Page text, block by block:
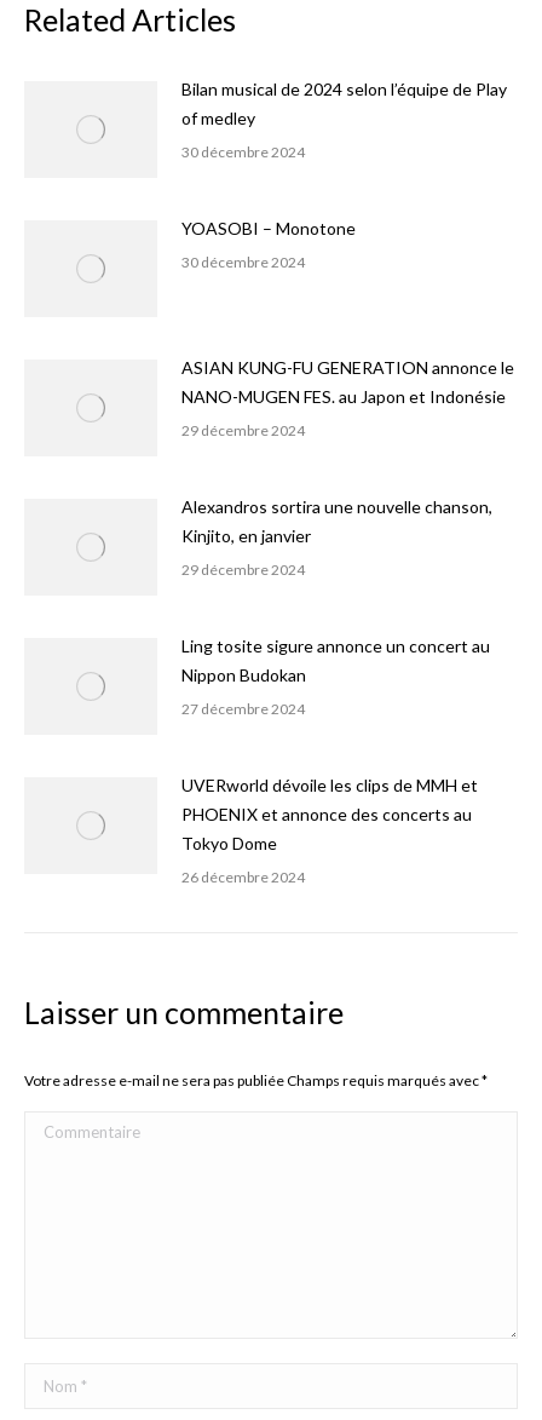
Related Articles
Bilan musical de 2024 selon l’équipe de Play
of medley
30 décembre 2024
YOASOBI – Monotone
30 décembre 2024
ASIAN KUNG-FU GENERATION annonce le
NANO-MUGEN FES. au Japon et Indonésie
29 décembre 2024
Alexandros sortira une nouvelle chanson,
Kinjito, en janvier
29 décembre 2024
Ling tosite sigure annonce un concert au
Nippon Budokan
27 décembre 2024
UVERworld dévoile les clips de MMH et
PHOENIX et annonce des concerts au
Tokyo Dome
26 décembre 2024
Laisser un commentaire
Votre adresse e-mail ne sera pas publiée Champs requis marqués avec*
Commentaire
Nom *